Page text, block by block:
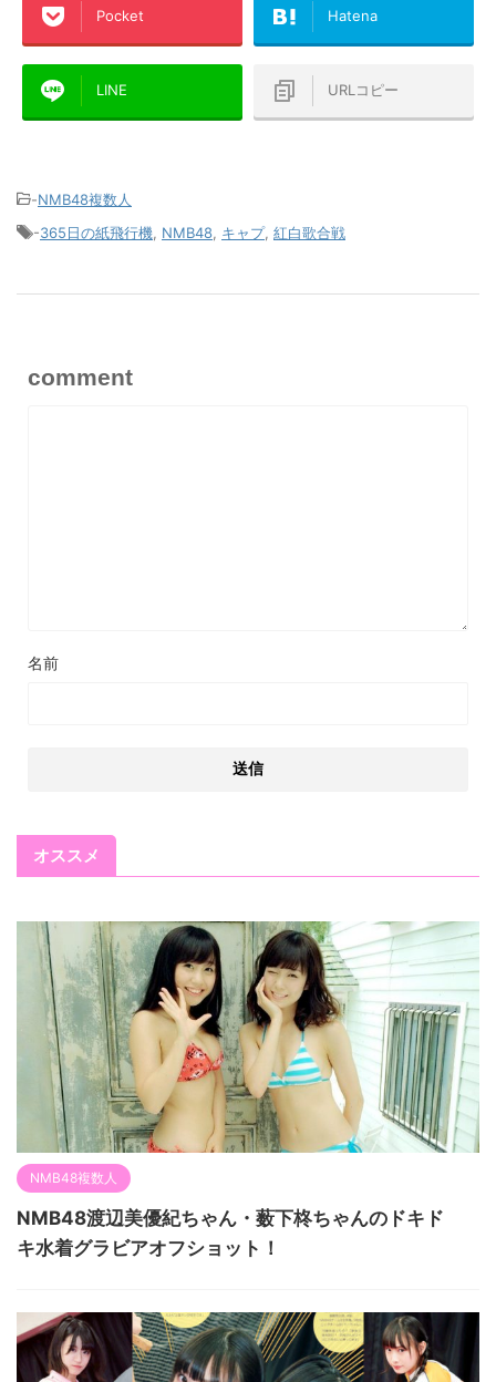
Pocket Hatena
LINE URLコピー
-NMB48複数人
-365日の紙飛行機 NMB48 キャプ, 紅白歌合戦
comment
名前
オススメ
NMB48複数人
NMB48渡辺美優紀ちゃん・薮下柊ちゃんのドキド
キ水着グラビアオフショット！